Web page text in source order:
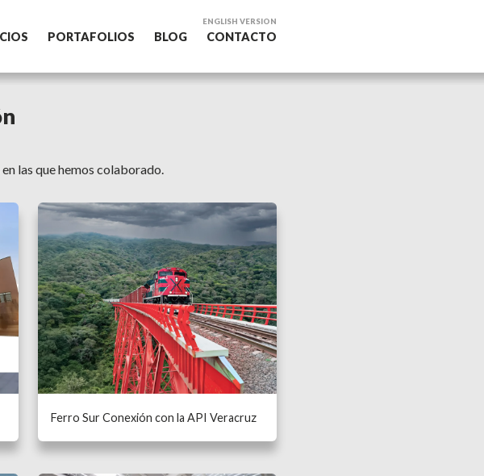
ENGLISH VERSION
PORTAFOLIOS BLOG CONTACTO
las que hemos colaborado.
Ferro Sur Conexión con la API Veracruz